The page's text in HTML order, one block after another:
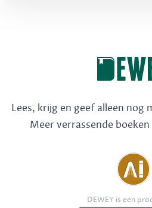
Lees, krijg en geef alleen nog
Meer verrassende
DEWEY is een